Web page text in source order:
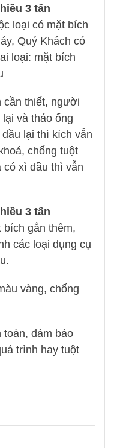
3 tấn
loại có mặt bích
Quý Khách có
loại: mặt bích
cần thiết, người
và tháo ống
lại thì kích vẫn
chống tuột
có xì dầu thì vẫn
3 tấn
bích gắn thêm,
các loại dụng cụ
vàng, chống
toàn, đảm bảo
trình hay tuột